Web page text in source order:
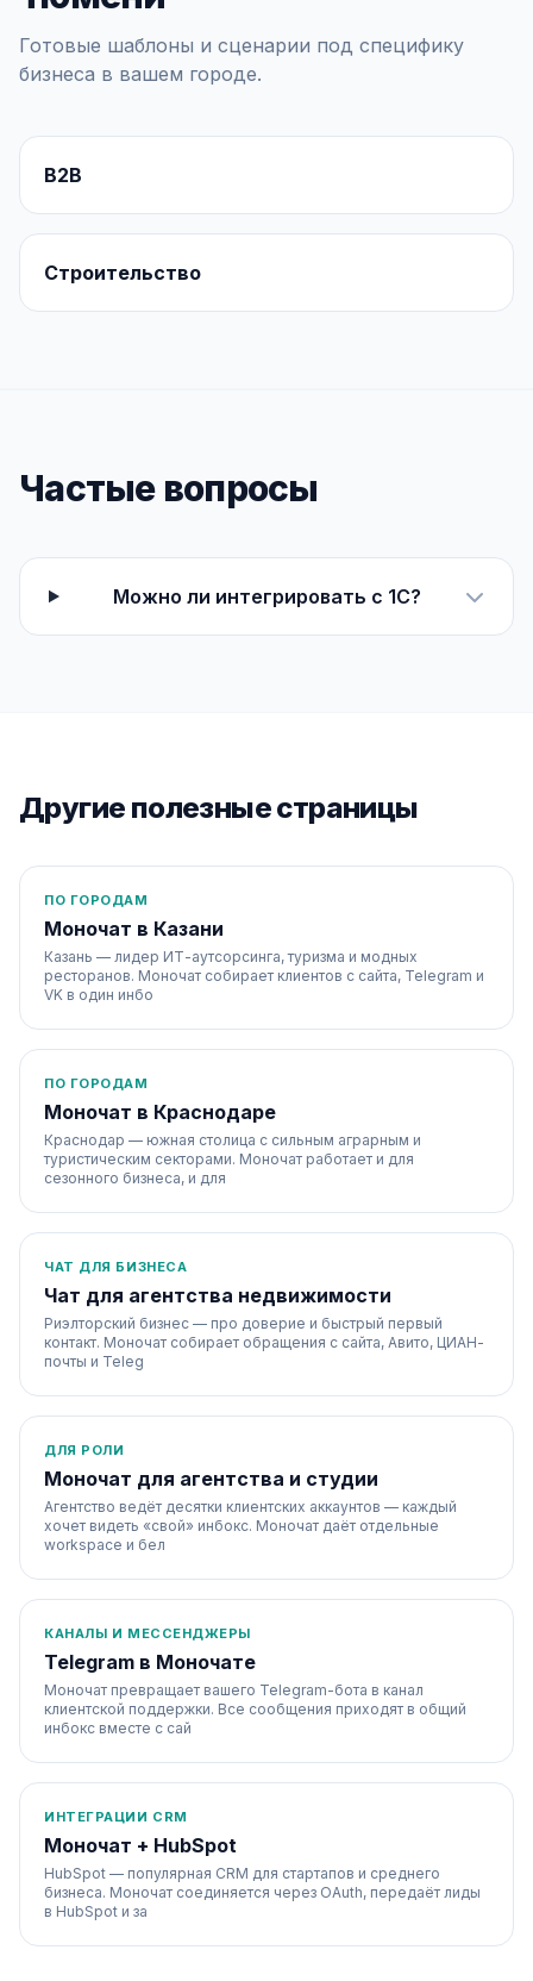
Готовые шаблоны и сценарии под специфику
бизнеса в вашем городе.
B2B
Строительство
Частые вопросы
Можно ли интегрировать с 1С?
Другие полезные страницы
ПО ГОРОДАМ
Моночат в Казани
Казань — лидер ИТ-аутсорсинга, туризма и модных
ресторанов. Моночат собирает клиентов с сайта, Telegram и
VK в один инбо
ПО ГОРОДАМ
Моночат в Краснодаре
Краснодар — южная столица с сильным аграрным и
туристическим секторами. Моночат работает и для
сезонного бизнеса, и для
ЧАТ ДЛЯ БИЗНЕСА
Чат для агентства недвижимости
Риэлторский бизнес — про доверие и быстрый первый
контакт. Моночат собирает обращения с сайта, Авито, ЦИАН-
почты и Teleg
ДЛЯ РОЛИ
Моночат для агентства и студии
Агентство ведёт десятки клиентских аккаунтов — каждый
хочет видеть «свой» инбокс. Моночат даёт отдельные
workspace и бел
КАНАЛЫ И МЕССЕНДЖЕРЫ
Telegram в Моночате
Моночат превращает вашего Telegram-бота в канал
клиентской поддержки. Все сообщения приходят в общий
инбокс вместе с сай
ИНТЕГРАЦИИ CRM
Моночат + HubSpot
HubSpot — популярная CRM для стартапов и среднего
бизнеса. Моночат соединяется через OAuth, передаёт лиды
в HubSpot и за